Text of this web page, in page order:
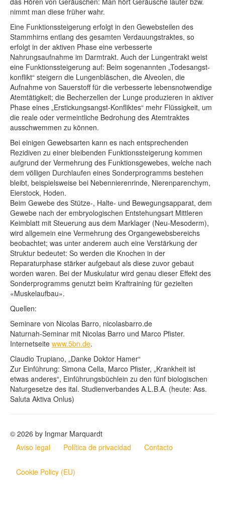
nimmt man diese früher wahr.
Eine Funktionssteigerung erfolgt in den Gewebsteilen des
Stammhirns entlang des gesamten Verdauungstraktes, so
erfolgt in der aktiven Phase eine verbesserte
Nahrungsaufnahme im Darmtrakt. Auch der Lungentrakt weist
eine Funktionssteigerung auf: Beim sogenannten „Todesangst-
konflikt“ steigern die Lungenbläschen, die Alveolen, die
Aufnahme von Sauerstoff für die verbesserte lebensnotwendige
Atemtätigkeit; die Becherzellen der Lunge produzieren in aktiver
Phase eines „Erstickungsangst-Konfliktes“ mehr Flüssigkeit, um
die reale oder vermeintliche Bedrohung des Atemtraktes
ausschwemmen zu können.
Bei einigen Gewebsarten kann es nach entsprechenden
Rezidiven zu einer bleibenden Funktionssteigerung kommen
aufgrund der Vermehrung des Funktionsgewebes, welche nach
dem völligen Durchlaufen eines Sonderprogramms bestehen
bleibt, beispielsweise bei Nebennierenrinde, Nierenparenchym,
Eierstock, Hoden.
Beim Gewebe des Stütze-, Halte- und Bewegungsapparat, dem
Gewebe nach der embryologischen Entstehungsart Mittleren
Keimblatt mit Steuerung aus dem Marklager (Neu-Mesoderm),
wird allgemein eine Vermehrung des Organgewebsbereichs
beobachtet; was unter anderem auch eine Verstärkung der
Struktur bedeutet: So werden die Knochen in der
Reparaturphase stärker aufgebaut als diese zuvor gebaut
worden waren. Bei der Muskulatur wird genau dieser Effekt des
Sonderprogramms genutzt beim Kraftraining für gezielten
«Muskelaufbau».
Quellen:
Seminare von Nicolas Barro, nicolasbarro.de
Naturnah-Seminar mit Nicolas Barro und Marco Pfister.
Internetseite www.5bn.de.
Claudio Trupiano, „Danke Doktor Hamer“
Zur Einführung: Simona Cella, Marco Pfister, „Krankheit ist
etwas anderes“, Einführungsbüchlein zu den fünf biologischen
Naturgesetze des ital. Studienverbandes A.L.B.A. (heute: Ass.
Saluta Aktiva Onlus)
© 2026 by Ingmar Marquardt
Aviso legal
Política de privacidad Contacto
Cookie Policy (EU)